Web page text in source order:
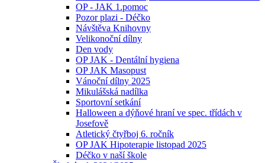
OP - JAK 1.pomoc
Pozor plazi - Déčko
Návštěva Knihovny
Velikonoční dílny
Den vody
OP JAK - Dentální hygiena
OP JAK Masopust
Vánoční dílny 2025
Mikulášská nadílka
Sportovní setkání
Halloween a dýňové hraní ve spec. třídách v
Josefově
Atletický čtyřboj 6. ročník
OP JAK Hipoterapie listopad 2025
Déčko v naší škole